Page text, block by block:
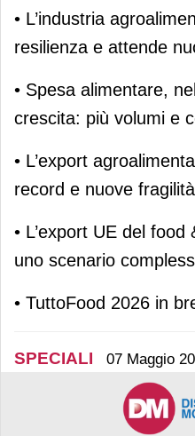
• L’industria
resilienza e attende
• Spesa alimentare,
crescita: più volumi e
• L’export
record e nuove fragilità
• L’export UE del
uno scenario
• TuttoFood 2026 in
SPECIALI 07 Maggio